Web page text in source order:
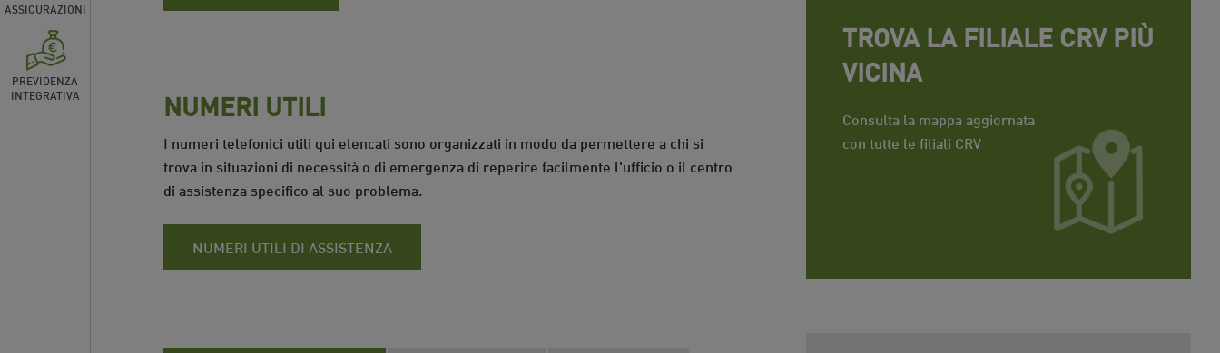
ASSICURAZIONI
PREVIDENZA
INTEGRATIVA
NUMERI UTILI
I numeri telefonici utili qui elencati sono organizzati in modo da permettere a chi si
trova in situazioni di necessità o di emergenza di reperire facilmente l'ufficio o il centro
di assistenza specifico al suo problema.
NUMERI UTILI DI ASSISTENZA
TROVA LA FILIALE CRV PIÙ
VICINA
Consulta la mappa aggiornata
con tutte le filiali CRV